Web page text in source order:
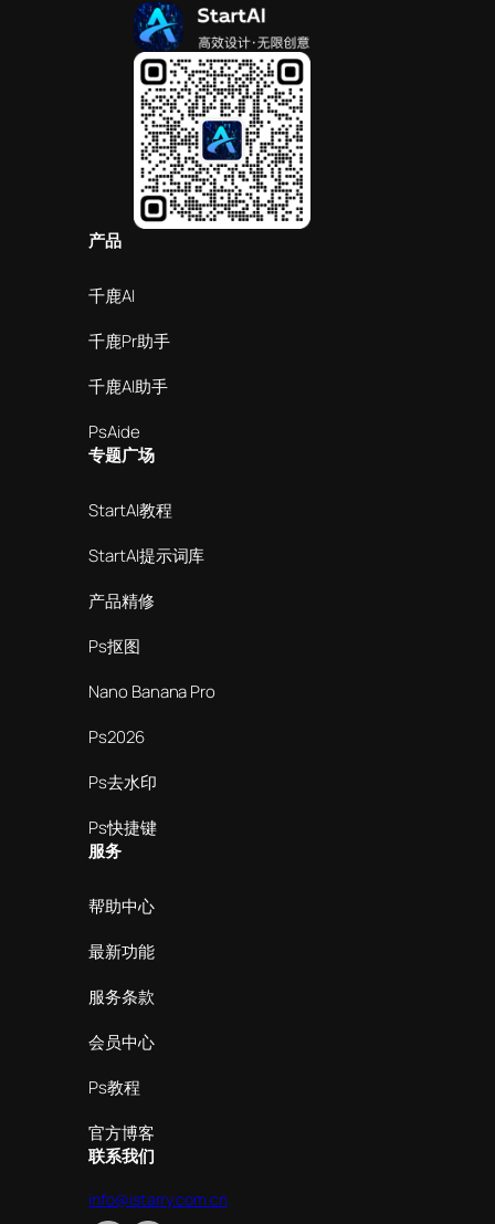
产品
千鹿AI
千鹿Pr助手
千鹿AI助手
PsAide
专题广场
StartAI教程
StartAI提示词库
产品精修
Ps抠图
Nano Banana Pro
Ps2026
Ps去水印
Ps快捷键
服务
帮助中心
最新功能
服务条款
会员中心
Ps教程
官方博客
联系我们
info@istarry.com.cn